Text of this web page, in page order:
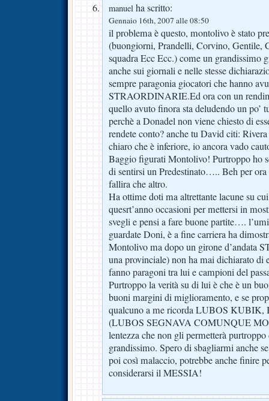
manuel ha scritto:
Gennaio 16th, 2007 alle 08:50
il problema è questo, montolivo è stato
(buongiorni, Prandelli, Corvino, Gentile,
squadra Ecc Ecc.) come un grandissimo
anche sui giornali e nelle stesse
sempre paragonia giocatori che hanno
STRAORDINARIE.Ed ora con un
quello avuto finora sta deludendo un po’
perchè a Donadel non viene chiesto di
rendete conto? anche tu David citi:
chiaro che è inferiore, io ancora vado
Baggio figurati Montolivo! Purtroppo ho
di sentirsi un Predestinato….. Beh per
fallira che altro.
Ha ottime doti ma altrettante lacune su
quesrt’anno occasioni per mettersi in
svegli e pensi a fare buone partite….
guardate Doni, è a fine carriera ha
Montolivo ma dopo un girone d’andata
una provinciale) non ha mai dichiarato di
fanno paragoni tra lui e campioni del
Purtroppo la verità su di lui è che è un
buoni margini di miglioramento, e se
qualcuno a me ricorda LUBOS KUBIK,
(LUBOS SEGNAVA COMUNQUE
lentezza che non gli permetterà
grandissimo. Spero di sbagliarmi anche
poi così malaccio, potrebbe anche finire
considerarsi il MESSIA!